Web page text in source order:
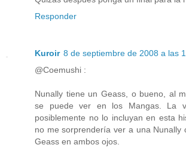
Responder
Kuroir 8 de septiembre de 2008 a las
@Coemushi :
Nunally tiene un Geass, o bueno, al
se puede ver en los Mangas. La
posiblemente no lo incluyan en esta
no me sorprendería ver a una Nunally
Geass en ambos ojos.